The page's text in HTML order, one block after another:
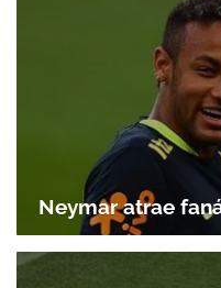
Neymar atrae